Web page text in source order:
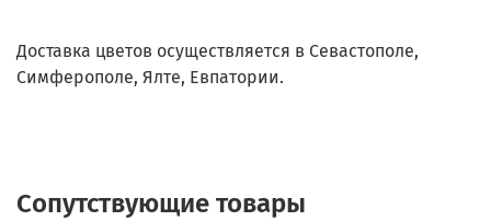
Доставка цветов осуществляется в Севастополе,
Симферополе, Ялте, Евпатории.
Сопутствующие товары